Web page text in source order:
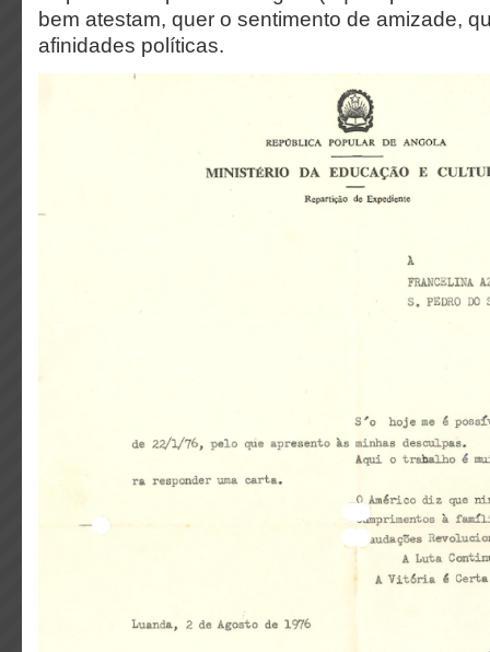
bem atestam, quer o sentimento de amizade,
afinidades políticas.